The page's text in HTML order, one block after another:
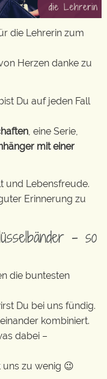
die Lehrerin zum
Herzen danke zu
Du auf jeden Fall
, eine Serie,
mit einer
und Lebensfreude.
Erinnerung zu
– so
die buntesten
Du bei uns fündig.
kombiniert.
dabei –
zu wenig 😉